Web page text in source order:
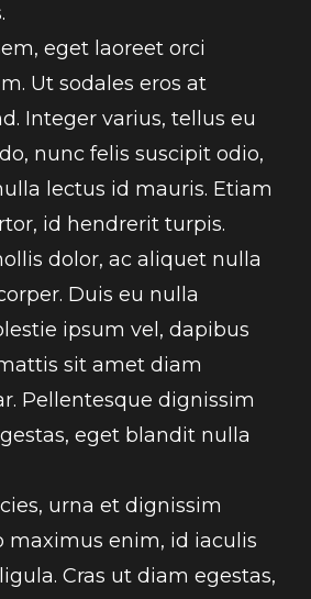
eget laoreet orci
Ut sodales eros at
Integer varius, tellus eu
nunc felis suscipit odio,
lectus id mauris. Etiam
id hendrerit turpis.
dolor, ac aliquet nulla
Duis eu nulla
ipsum vel, dapibus
sit amet diam
Pellentesque dignissim
eget blandit nulla
urna et dignissim
maximus enim, id iaculis
Cras ut diam egestas,